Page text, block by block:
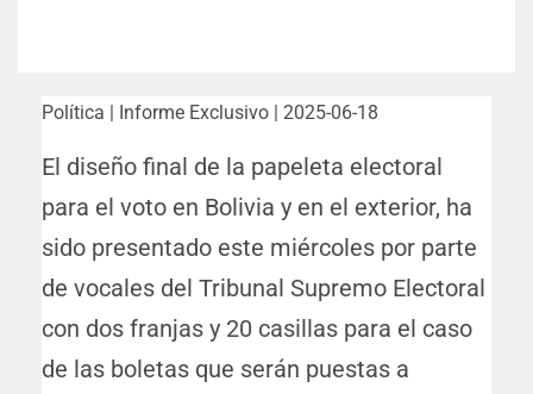
Política | Informe Exclusivo | 2025-06-18
El diseño final de la papeleta electoral
para el voto en Bolivia y en el exterior, ha
sido presentado este miércoles por parte
de vocales del Tribunal Supremo Electoral
con dos franjas y 20 casillas para el caso
de las boletas que serán puestas a